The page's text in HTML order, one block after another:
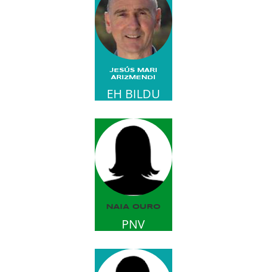
JESÚS MARI
ARIZMENDI
EH BILDU
NAIA OURO
PNV